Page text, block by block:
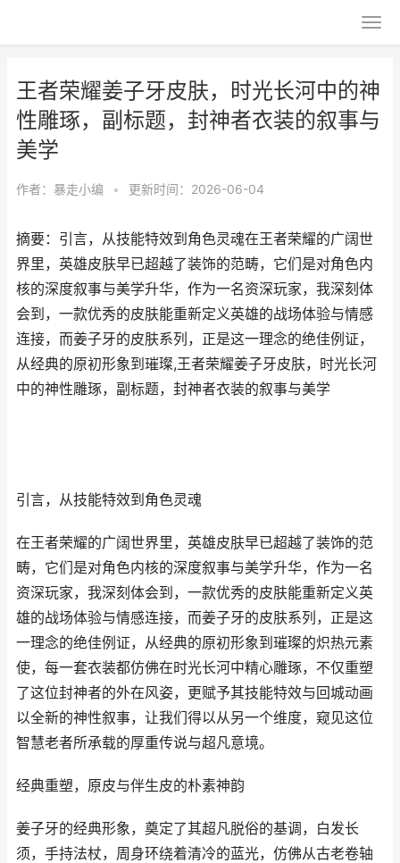
王者荣耀姜子牙皮肤，时光长河中的神
性雕琢，副标题，封神者衣装的叙事与
美学
作者： 暴走小编 • 更新时间：2026-06-04
摘要：引言，从技能特效到角色灵魂在王者荣耀的广阔世
界里，英雄皮肤早已超越了装饰的范畴，它们是对角色内
核的深度叙事与美学升华，作为一名资深玩家，我深刻体
会到，一款优秀的皮肤能重新定义英雄的战场体验与情感
连接，而姜子牙的皮肤系列，正是这一理念的绝佳例证，
从经典的原初形象到璀璨,王者荣耀姜子牙皮肤，时光长河
中的神性雕琢，副标题，封神者衣装的叙事与美学
引言，从技能特效到角色灵魂
在王者荣耀的广阔世界里，英雄皮肤早已超越了装饰的范
畴，它们是对角色内核的深度叙事与美学升华，作为一名
资深玩家，我深刻体会到，一款优秀的皮肤能重新定义英
雄的战场体验与情感连接，而姜子牙的皮肤系列，正是这
一理念的绝佳例证，从经典的原初形象到璀璨的炽热元素
使，每一套衣装都仿佛在时光长河中精心雕琢，不仅重塑
了这位封神者的外在风姿，更赋予其技能特效与回城动画
以全新的神性叙事，让我们得以从另一个维度，窥见这位
智慧老者所承载的厚重传说与超凡意境。
经典重塑，原皮与伴生皮的朴素神韵
姜子牙的经典形象，奠定了其超凡脱俗的基调，白发长
须，手持法杖，周身环绕着清冷的蓝光，仿佛从古老卷轴